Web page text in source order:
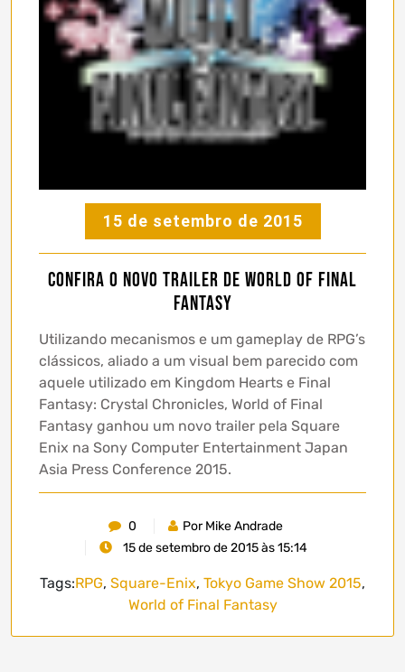
15 de setembro de 2015
Confira o novo trailer de World of Final
Fantasy
Utilizando mecanismos e um gameplay de RPG’s
clássicos, aliado a um visual bem parecido com
aquele utilizado em Kingdom Hearts e Final
Fantasy: Crystal Chronicles, World of Final
Fantasy ganhou um novo trailer pela Square
Enix na Sony Computer Entertainment Japan
Asia Press Conference 2015.
0
Por Mike Andrade
15 de setembro de 2015 às 15:14
Tags:RPG, Square-Enix, Tokyo Game Show 2015,
World of Final Fantasy